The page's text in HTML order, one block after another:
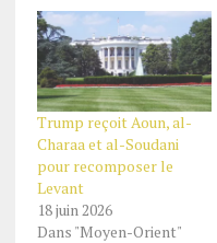
Trump reçoit Aoun, al-
Charaa et al-Soudani
pour recomposer le
Levant
18 juin 2026
Dans "Moyen-Orient"